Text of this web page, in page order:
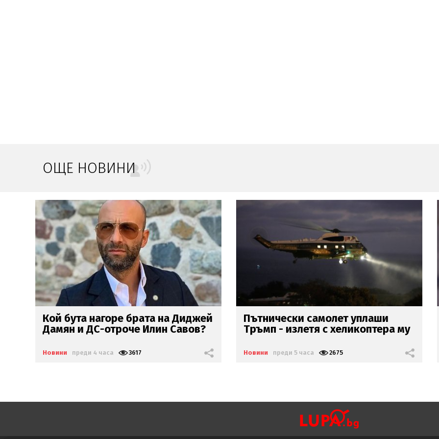
ОЩЕ НОВИНИ
Пътнически самолет уплаши
Тръмп - излетя с хеликоптера му
Новини преди 5 часа 2675
След буряв мрежата:Диамант
изтри профила си във фейсук
Новини преди 5 часа 6035